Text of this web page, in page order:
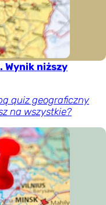
Wynik niższy
quiz geograficzny
na wszystkie?